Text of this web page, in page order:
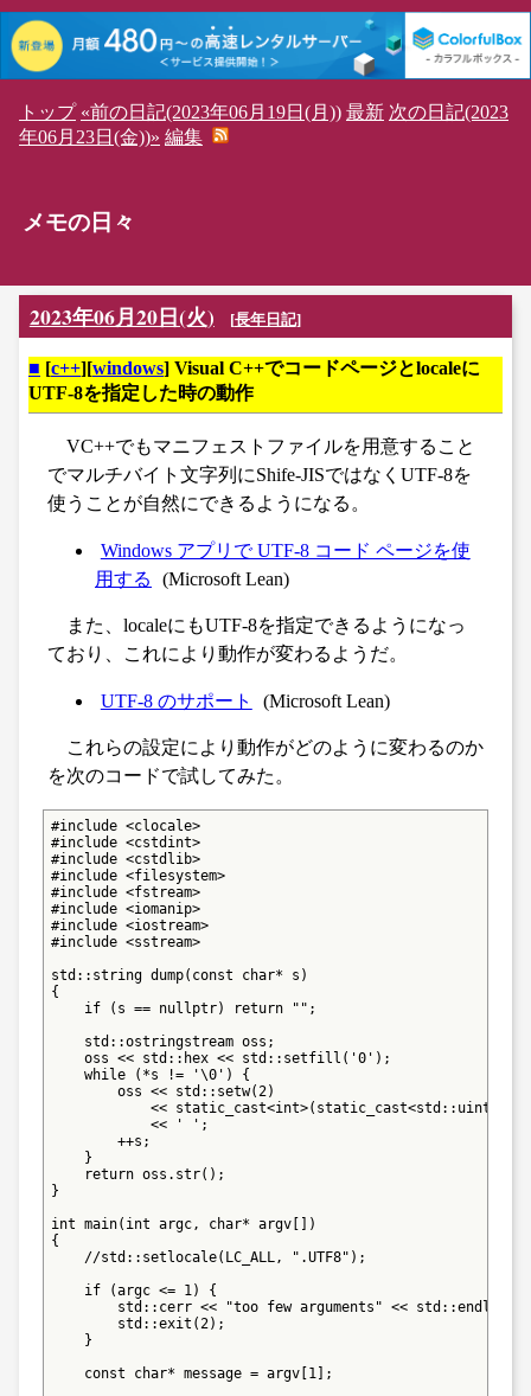
トップ «前の日記(2023年06月19日(月)) 最新 次の日記(2023
年06月23日(金))» 編集
メモの日々
2023年06月20日(火) [長年日記]
■ [c++][windows] Visual C++でコードページとlocaleに
UTF-8を指定した時の動作
VC++でもマニフェストファイルを用意すること
でマルチバイト文字列にShife-JISではなくUTF-8を
使うことが自然にできるようになる。
Windows アプリで UTF-8 コード ページを使
用する
(Microsoft Lean)
また、localeにもUTF-8を指定できるようになっ
ており、これにより動作が変わるようだ。
UTF-8 のサポート (Microsoft Lean)
これらの設定により動作がどのように変わるのか
を次のコードで試してみた。
#include <clocale>
#include <cstdint>
#include <cstdlib>
#include <filesystem>
#include <fstream>
#include <iomanip>
#include <iostream>
#include <sstream>
std::string dump(const char* s)
{
    if (s == nullptr) return "";
    std::ostringstream oss;
    oss << std::hex << std::setfill('0');
    while (*s != '\0') {
        oss << std::setw(2)
<<
            << ' ';
        ++s;
    }
    return oss.str();
}
int main(int argc, char* argv[])
{
    //std::setlocale(LC_ALL, ".UTF8");
    if (argc <= 1) {
        std::cerr << "too few arguments" << std::endl;
        std::exit(2);
    }
    const char* message = argv[1];